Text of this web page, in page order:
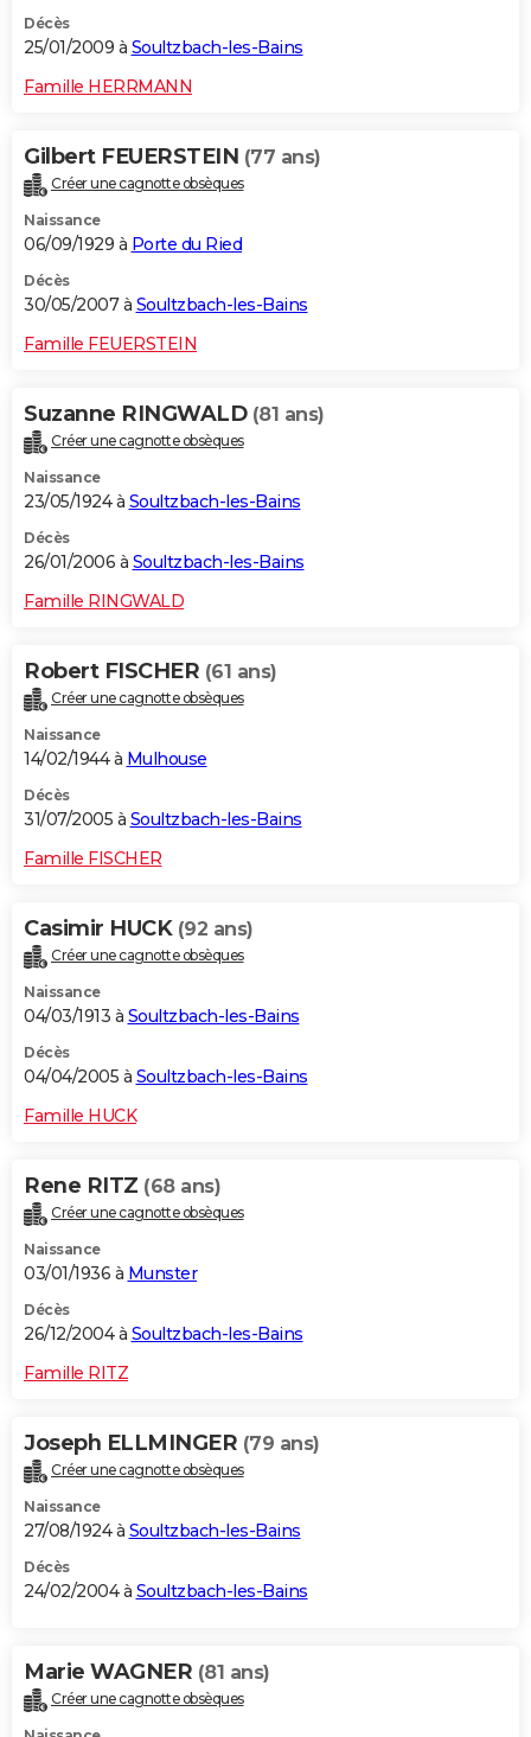
Décès
25/01/2009 à Soultzbach-les-Bains
Famille HERRMANN
Gilbert FEUERSTEIN (77 ans)
Créer une cagnotte obsèques
Naissance
06/09/1929 à Porte du Ried
Décès
30/05/2007 à Soultzbach-les-Bains
Famille FEUERSTEIN
Suzanne RINGWALD (81 ans)
Créer une cagnotte obsèques
Naissance
23/05/1924 à Soultzbach-les-Bains
Décès
26/01/2006 à Soultzbach-les-Bains
Famille RINGWALD
Robert FISCHER (61 ans)
Créer une cagnotte obsèques
Naissance
14/02/1944 à Mulhouse
Décès
31/07/2005 à Soultzbach-les-Bains
Famille FISCHER
Casimir HUCK (92 ans)
Créer une cagnotte obsèques
Naissance
04/03/1913 à Soultzbach-les-Bains
Décès
04/04/2005 à Soultzbach-les-Bains
Famille HUCK
Rene RITZ (68 ans)
Créer une cagnotte obsèques
Naissance
03/01/1936 à Munster
Décès
26/12/2004 à Soultzbach-les-Bains
Famille RITZ
Joseph ELLMINGER (79 ans)
Créer une cagnotte obsèques
Naissance
27/08/1924 à Soultzbach-les-Bains
Décès
24/02/2004 à Soultzbach-les-Bains
Marie WAGNER (81 ans)
Créer une cagnotte obsèques